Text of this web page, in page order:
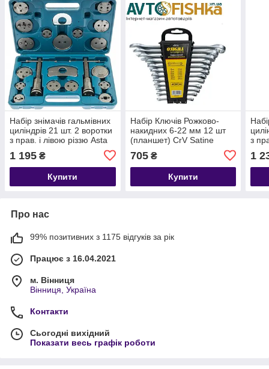
Набір знімачів гальмівних
циліндрів 21 шт. 2 воротки
з прав. і лівою різзю Asta
1 195 ₴
Купити
Набір Ключів Рожково-
накидних 6-22 мм 12 шт
(планшет) CrV Satine
705₴
Купити
з
1
Про нас
99% позитивних з 1175 відгуків за рік
Працює з 16.04.2021
м. Вінниця
Вінниця, Україна
Контакти
Сьогодні вихідний
Показати весь графік роботи